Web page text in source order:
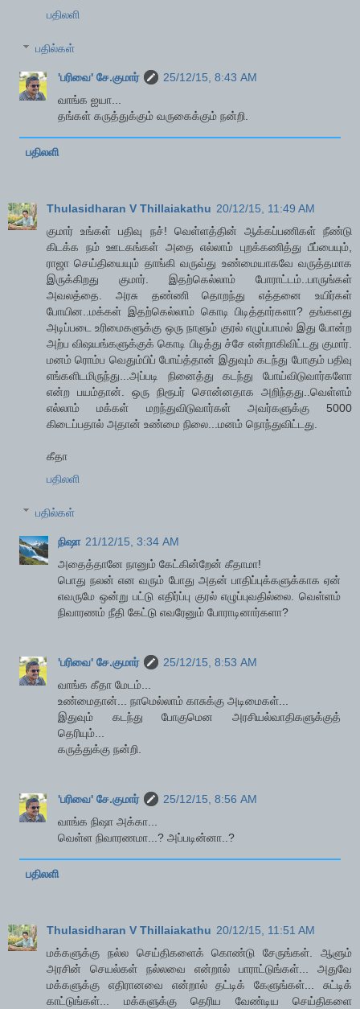
பதிலளி
பதில்கள்
'பரிவை' சே.குமார்
25/12/15, 8:43 AM
வாங்க ஐயா...
தங்கள் கருத்துக்கும் வருகைக்கும் நன்றி.
பதிலளி
Thulasidharan V Thillaiakathu 20/12/15, 11:49 AM
குமார் உங்கள் பதிவு நச்! வெள்ளத்தின் ஆக்கப்பணிகள் நீண்டு
கிடக்க நம் ஊடகங்கள் அதை எல்லாம் புறக்கணித்து பீப்பையும்,
ராஜா செய்தியையும் தாங்கி வருவ்து உண்மையாகவே வருத்தமாக
இருக்கிறது குமார். இதற்கெல்லாம் போராட்டம்..பாருங்கள்
அவலத்தை. அரசு தண்ணி தொறந்து எத்தனை உயிர்கள்
போயின..மக்கள் இதற்கெல்லாம் கொடி பிடித்தார்களா? தங்களது
அடிப்படை உரிமைகளுக்கு ஒரு நாளும் குரல் எழுப்பாமல் இது போன்ற
அற்ப விஷயங்களுக்குக் கொடி பிடித்து ச்சே என்றாகிவிட்டது குமார்.
மனம் ரொம்ப வெதும்பிப் போய்த்தான் இதுவும் கடந்து போகும் பதிவு
எங்களிடமிருந்து...அப்படி நினைத்து கடந்து போய்விடுவார்களோ
என்ற பயம்தான். ஒரு நிரூபர் சொன்னதாக அறிந்தது..வெள்ளம்
எல்லாம் மக்கள் மறந்துவிடுவார்கள் அவர்களுக்கு 5000
கிடைப்பதால் அதான் உண்மை நிலை...மனம் நொந்துவிட்டது.
கீதா
பதிலளி
பதில்கள்
நிஷா 21/12/15, 3:34 AM
அதைத்தானே நானும் கேட்கின்றேன் கீதாமா!
பொது நலன் என வரும் போது அதன் பாதிப்புக்களுக்காக ஏன்
எவருமே ஒன்று பட்டு எதிர்ப்பு குரல் எழுப்புவதில்லை. வெள்ளம்
நிவாரணம் நீதி கேட்டு எவரேனும் போராடினார்களா?
'பரிவை' சே.குமார்
25/12/15, 8:53 AM
வாங்க கீதா மேடம்...
உண்மைதான்... நாமெல்லாம் காசுக்கு அடிமைகள்...
இதுவும் கடந்து போகுமென அரசியல்வாதிகளுக்குத்
தெரியும்...
கருத்துக்கு நன்றி.
'பரிவை' சே.குமார்
25/12/15, 8:56 AM
வாங்க நிஷா அக்கா...
வெள்ள நிவாரணமா...? அப்படின்னா..?
பதிலளி
Thulasidharan V Thillaiakathu 20/12/15, 11:51 AM
மக்களுக்கு நல்ல செய்திகளைக் கொண்டு சேருங்கள். ஆளும்
அரசின் செயல்கள் நல்லவை என்றால் பாராட்டுங்கள்... அதுவே
மக்களுக்கு எதிரானவை என்றால் தட்டிக் கேளுங்கள்... சுட்டிக்
காட்டுங்கள்... மக்களுக்கு தெரிய வேண்டிய செய்திகளை